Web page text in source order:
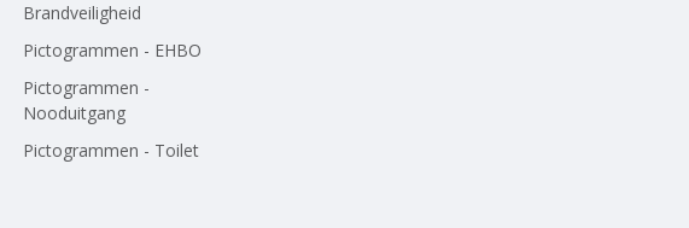
Brandveiligheid
Pictogrammen - EHBO
Pictogrammen -
Nooduitgang
Pictogrammen - Toilet